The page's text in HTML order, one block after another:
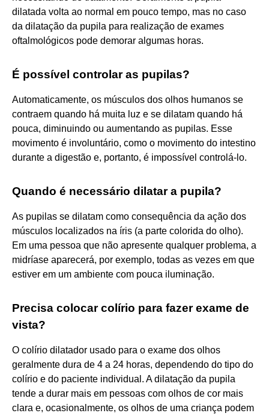
dilatada volta ao normal em pouco tempo, mas no caso
da dilatação da pupila para realização de exames
oftalmológicos pode demorar algumas horas.
É possível controlar as pupilas?
Automaticamente, os músculos dos olhos humanos se
contraem quando há muita luz e se dilatam quando há
pouca, diminuindo ou aumentando as pupilas. Esse
movimento é involuntário, como o movimento do intestino
durante a digestão e, portanto, é impossível controlá-lo.
Quando é necessário dilatar a pupila?
As pupilas se dilatam como consequência da ação dos
músculos localizados na íris (a parte colorida do olho).
Em uma pessoa que não apresente qualquer problema, a
midríase aparecerá, por exemplo, todas as vezes em que
estiver em um ambiente com pouca iluminação.
Precisa colocar colírio para fazer exame de
vista?
O colírio dilatador usado para o exame dos olhos
geralmente dura de 4 a 24 horas, dependendo do tipo do
colírio e do paciente individual. A dilatação da pupila
tende a durar mais em pessoas com olhos de cor mais
clara e, ocasionalmente, os olhos de uma criança podem